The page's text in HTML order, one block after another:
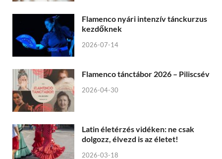
Flamenco nyári intenzív tánckurzus
kezdőknek
2026-07-14
Flamenco tánctábor 2026 – Piliscsév
2026-04-30
Latin életérzés vidéken: ne csak
dolgozz, élvezd is az életet!
2026-03-18